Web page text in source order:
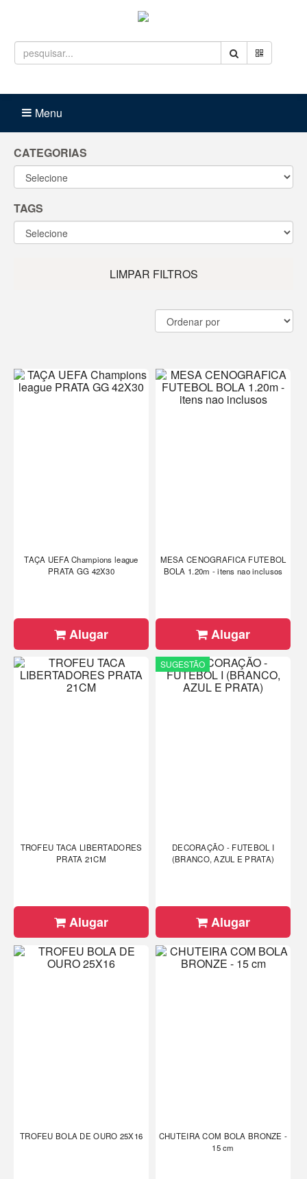
Menu
CATEGORIAS
TAGS
LIMPAR FILTROS
TAÇA UEFA Champions league
PRATA GG 42X30
Alugar
MESA CENOGRAFICA FUTEBOL
BOLA 1.20m - itens nao inclusos
Alugar
TROFEU TACA LIBERTADORES
PRATA 21CM
Alugar
SUGESTÃO
DECORAÇÃO - FUTEBOL I
(BRANCO, AZUL E PRATA)
Alugar
TROFEU BOLA DE OURO 25X16
CHUTEIRA COM BOLA BRONZE -
15 cm